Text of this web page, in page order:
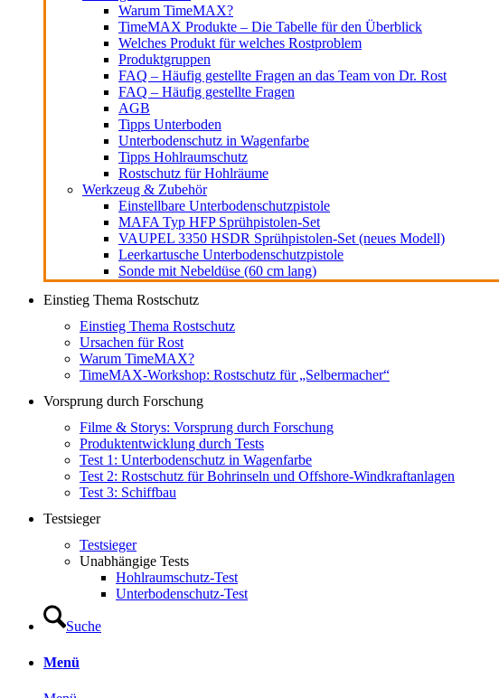
Warum TimeMAX?
TimeMAX Produkte – Die Tabelle für den Überblick
Welches Produkt für welches Rostproblem
Produktgruppen
FAQ – Häufig gestellte Fragen an das Team von Dr. Rost
FAQ – Häufig gestellte Fragen
AGB
Tipps Unterboden
Unterbodenschutz in Wagenfarbe
Tipps Hohlraumschutz
Rostschutz für Hohlräume
Werkzeug & Zubehör
Einstellbare Unterbodenschutzpistole
MAFA Typ HFP Sprühpistolen-Set
VAUPEL 3350 HSDR Sprühpistolen-Set (neues Modell)
Leerkartusche Unterbodenschutzpistole
Sonde mit Nebeldüse (60 cm lang)
Einstieg Thema Rostschutz
Einstieg Thema Rostschutz
Ursachen für Rost
Warum TimeMAX?
TimeMAX-Workshop: Rostschutz für „Selbermacher“
Vorsprung durch Forschung
Filme & Storys: Vorsprung durch Forschung
Produktentwicklung durch Tests
Test 1: Unterbodenschutz in Wagenfarbe
Test 2: Rostschutz für Bohrinseln und Offshore-Windkraftanlagen
Test 3: Schiffbau
Testsieger
Testsieger
Unabhängige Tests
Hohlraumschutz-Test
Unterbodenschutz-Test
Suche
Menü